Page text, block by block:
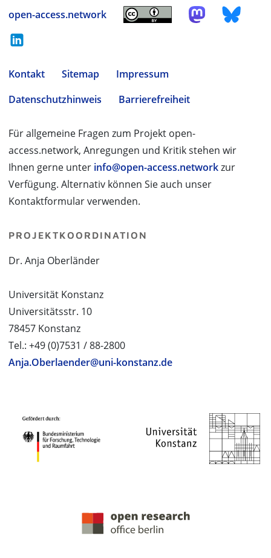
open-access.network
Kontakt Sitemap
Impressum
Datenschutzhinweis
Barrierefreiheit
Für allgemeine Fragen zum Projekt open-
access.network, Anregungen und Kritik stehen wir
Ihnen gerne unter info@open-access.networkzur
Verfügung. Alternativ können Sie auch unser
Kontaktformular verwenden.
PROJEKTKOORDINATION
Dr. Anja Oberländer
Universität Konstanz
Universitätsstr. 10
78457 Konstanz
Tel.: +49 (0)7531 / 88-2800
Anja.Oberlaender@uni-konstanz.de